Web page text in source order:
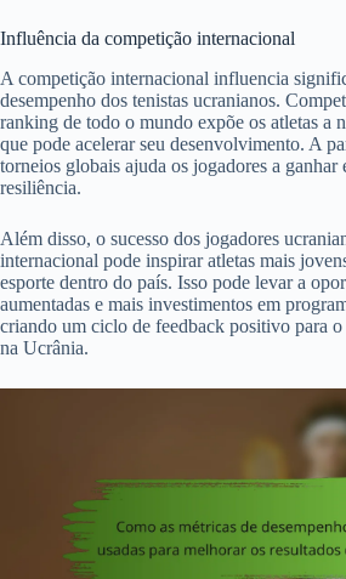
Influência da competição internacional
A competição internacional influencia
desempenho dos tenistas ucranianos.
ranking de todo o mundo expõe os atletas a
que pode acelerar seu desenvolvimento. A
torneios globais ajuda os jogadores a
resiliência.
Além disso, o sucesso dos jogadores
internacional pode inspirar atletas mais
esporte dentro do país. Isso pode levar a
aumentadas e mais investimentos em
criando um ciclo de feedback positivo para
na Ucrânia.